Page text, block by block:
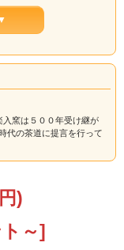
の首輪をして
ご連絡いたし
窯は５００年受け継が
代の茶道に提言を行って
)
～]